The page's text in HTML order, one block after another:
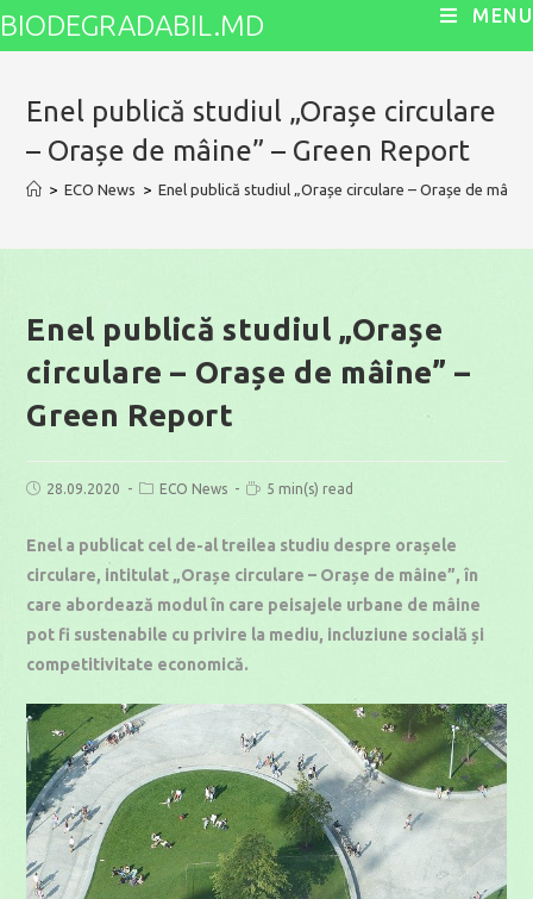
Skip
BIODEGRADABIL.MD MENU
Enel publică studiul „Orașe circulare
– Orașe de mâine” – Green Report
> ECO News > Enel publică studiul „Orașe circulare – Orașe de
Enel publică studiul „Orașe
circulare – Orașe de mâine” –
Green Report
Post28.09.2020
PostECO News
Reading
5 min(s) read
Enel a publicat cel de-al treilea studiu despre orașele
circulare, intitulat „Orașe circulare – Orașe de mâine”, în
care abordează modul în care peisajele urbane de mâine
pot fi sustenabile cu privire la mediu, incluziune socială și
competitivitate economică.